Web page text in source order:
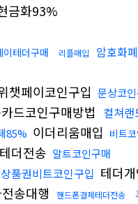
금화93%
테더구매 리플매입 암호화
챗페이코인구입 문상코
드코인구매방법 컬쳐랜
85% 이더리움매입 비트
더전송 알트코인구매
품권비트코인구입 테더
송대행 핸드폰결제테더전송